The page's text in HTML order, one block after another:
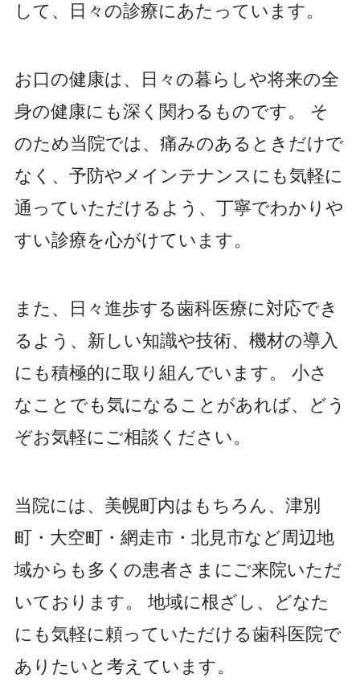
して、日々の診療にあたっています。
お口の健康は、日々の暮らしや将来の全
身の健康にも深く関わるものです。 そ
のため当院では、痛みのあるときだけで
なく、予防やメインテナンスにも気軽に
通っていただけるよう、丁寧でわかりや
すい診療を心がけています。
また、日々進歩する歯科医療に対応でき
るよう、新しい知識や技術、機材の導入
にも積極的に取り組んでいます。 小さ
なことでも気になることがあれば、どう
ぞお気軽にご相談ください。
当院には、美幌町内はもちろん、津別
町・大空町・網走市・北見市など周辺地
域からも多くの患者さまにご来院いただ
いております。 地域に根ざし、どなた
にも気軽に頼っていただける歯科医院で
ありたいと考えています。